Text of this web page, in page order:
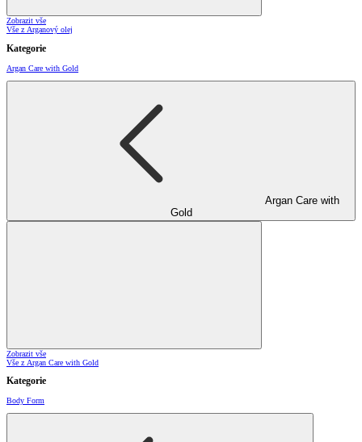
Zobrazit vše
Vše z Arganový olej
Kategorie
Argan Care with Gold
Argan Care with
Gold
Zobrazit vše
Vše z Argan Care with Gold
Kategorie
Body Form